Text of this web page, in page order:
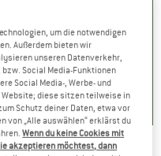
Preis
39,95 €reduzierter Preis
23,97 €
4,9(23)
26,95
um die notwendigen
Außerdem bieten wir
unseren Datenverkehr,
Social Media-Funktionen
Social Media-, Werbe- und
diese sitzen teilweise in
Schutz deiner Daten, etwa vor
von „Alle auswählen“ erklärst du
Wenn du keine Cookies mit
akzeptieren möchtest, dann